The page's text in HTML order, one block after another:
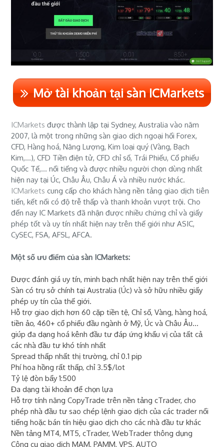
Mở tài khoản tại sàn ICMarkets
ICMarkets được thành lập tại Sydney, Australia vào năm
2007, là một trong những sàn giao dịch ngoại hối Forex,
CFD, Hàng hoá, Năng Lượng, Kim loại quý (Vàng, Bạch
Kim,...), CFD Tiền điện tử, CFD chỉ số, Trái Phiếu, Cổ phiếu
Quốc Tế,... nổi tiếng và được nhiều người chọn dùng nhất
hiện nay tại Úc, Châu Âu, Châu Á và nhiều nước khác.
ICMarkets cung cấp cho khách hàng nền tảng giao dịch tiên
tiến, kết nối có độ trễ thấp và thanh khoản vượt trội. Cho
đến nay IC Markets đã nhận được nhiều chứng chỉ và giấy
phép tốt và uy tín nhất hiện nay trên thế giới như ASIC,
CySEC, FSA, AFSL, AFCA.
Một số ưu điểm của sàn ICMarkets:
Được đánh giá uy tín, minh bạch nhất hiện nay trên thế giới
Sàn có trụ sở chính tại Australia (Úc) và sở hữu nhiều giấy
phép uy tín của thế giới.
Hỗ trợ giao dịch hơn 60 cặp tiền tệ, Chỉ số, Vàng, hàng hoá,
tiền ảo, 460+ cổ phiếu đầu ngành ở Mỹ, Úc và Châu Âu...
giúp đa dạng hoá kênh đầu tư đáp ứng khẩu vị của tất cả
các nhà đầu tư khó tính nhất
Spread thấp nhất thị trường, chỉ 0.1 pip
Phí hoa hồng rất thấp, chỉ 3.5$/lot
Tỷ lệ đòn bẩy 1:500
Đa dạng tài khoản để chọn lựa
Hỗ trợ tính năng CopyTrade trên nền tảng cTrader, cho
phép nhà đầu tư sao chép lệnh giao dịch của các trader nổi
tiếng hoặc bán tín hiệu giao dịch cho các nhà đầu tư khác
Nền tảng MT4, MT5, cTrader, WebTrader thông dụng
Công cụ giao dịch MAM, PAMM, VPS, AUTO